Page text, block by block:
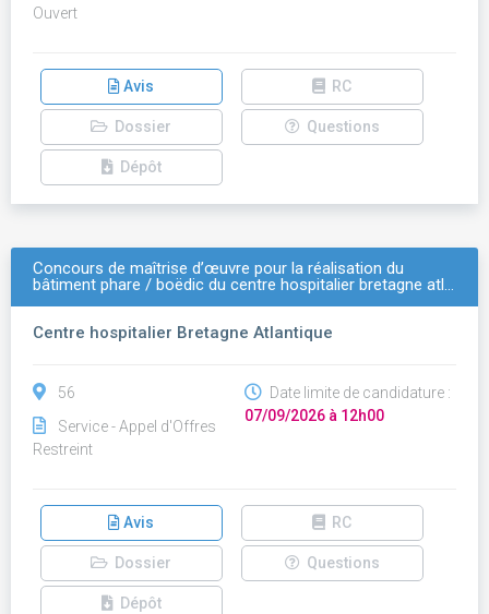
Ouvert
Avis RC
Dossier Questions
Dépôt
Concours de maîtrise d’œuvre pour la réalisation du
bâtiment phare / boëdic du centre hospitalier bretagne atl…
Centre hospitalier Bretagne Atlantique
56
Service - Appel d'Offres
Restreint
Date limite de candidature :
07/09/2026 à 12h00
Avis RC
Dossier Questions
Dépôt